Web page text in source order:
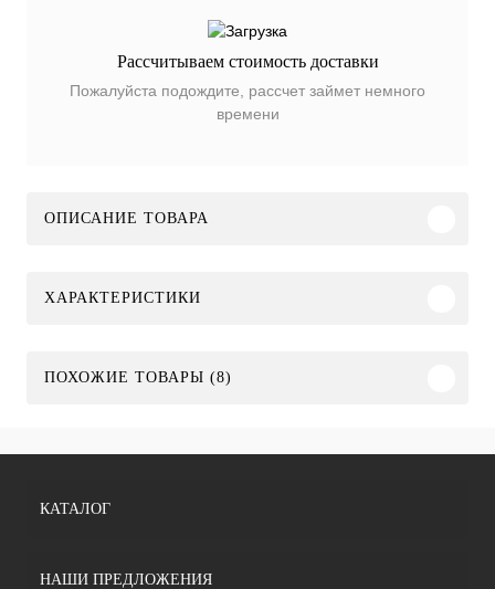
Рассчитываем стоимость доставки
Пожалуйста подождите, рассчет займет немного
времени
ОПИСАНИЕ ТОВАРА
ХАРАКТЕРИСТИКИ
ПОХОЖИЕ ТОВАРЫ (8)
КАТАЛОГ
НАШИ ПРЕДЛОЖЕНИЯ